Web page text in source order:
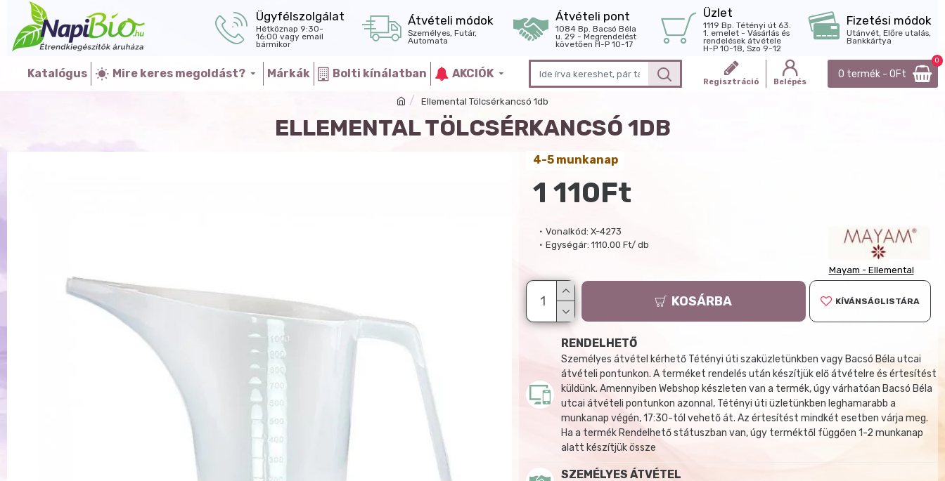
Ügyfélszolgálat
Hétköznap 9:30-
16:00 vagy email
bármikor
Átvételi módok
Személyes, Futár,
Automata
Átvételi pont
1084 Bp. Bacsó Béla
u. 29 - Megrendelést
követően H-P 10-17
Üzlet
1119 Bp. Tétényi út 63.
1. emelet - Vásárlás és
rendelések átvétele
H-P 10-18, Szo 9-12
Fizetési módok
Utánvét, Előre utalás,
Bankkártya
Katalógus Mire keres megoldást? Márkák Bolti kínálatban AKCIÓK
Regisztráció Belépés
0 termék - 0Ft
0
Ellemental Tölcsérkancsó 1db
ELLEMENTAL TÖLCSÉRKANCSÓ 1DB
Vonalkód: X-4273
Egységár: 1110.00 Ft/ db
Mayam - Ellemental
4-5 munkanap
1 110Ft
KOSÁRBA KÍVÁNSÁGLISTÁRA
RENDELHETŐ
Személyes átvétel kérhető Tétényi úti szaküzletünkben vagy Bacsó Béla utcai
átvételi pontunkon. A terméket rendelés után készítjük elő átvételre és értesítést
küldünk. Amennyiben Webshop készleten van a termék, úgy várhatóan Bacsó Béla
utcai átvételi pontunkon azonnal, Tétényi úti üzletünkben leghamarabb a
munkanap végén, 17:30-tól vehető át. Az értesítést mindkét esetben várja meg.
Ha a termék Rendelhető státuszban van, úgy terméktől függően 1-2 munkanap
alatt készítjük össze
SZEMÉLYES ÁTVÉTEL